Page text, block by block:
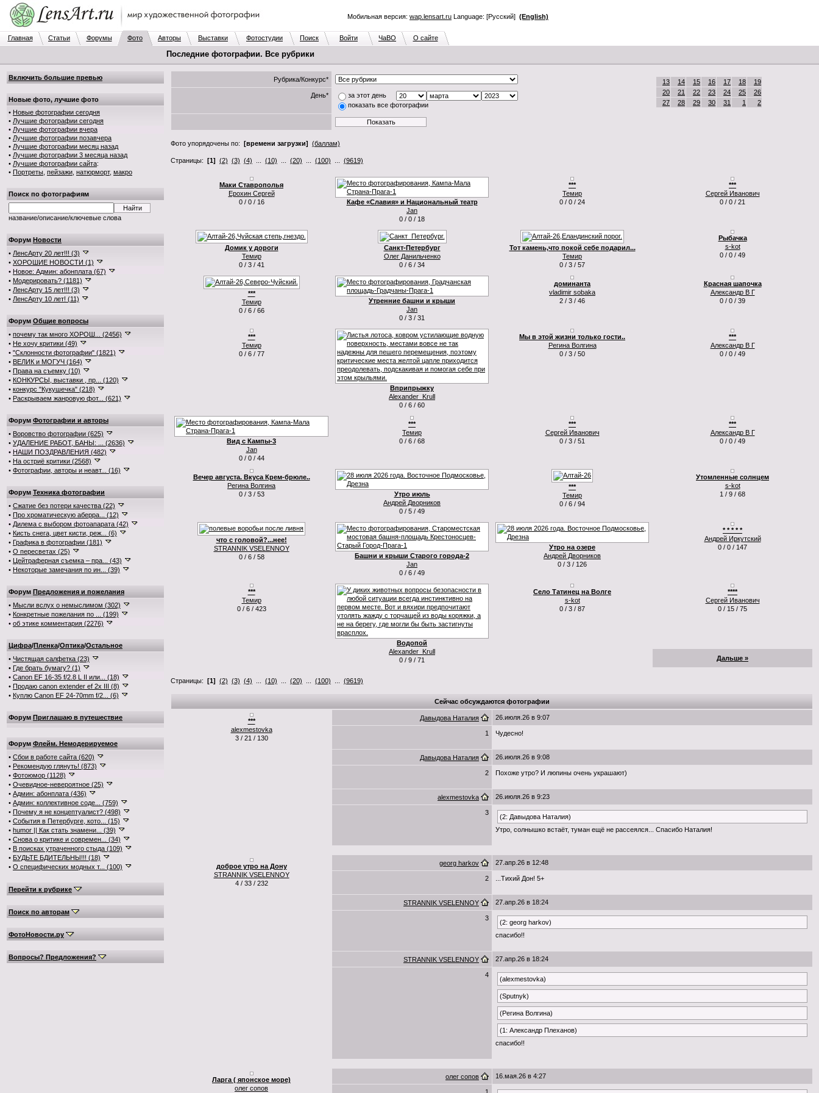
Мобильная версия: wap.lensart.ru Language: [Русский] (English)
Главная Статьи Форумы Фото Авторы Выставки Фотостудии Поиск Войти ЧаВО О сайте
Последние фотографии. Все рубрики
Включить большие превью
Новые фото, лучшие фото
• Новые фотографии сегодня
• Лучшие фотографии сегодня
• Лучшие фотографии вчера
• Лучшие фотографии позавчера
• Лучшие фотографии месяц назад
• Лучшие фотографии 3 месяца назад
• Лучшие фотографии сайта:
• Портреты пейзажи натюрморт, макро
Поиск по фотографиям
название/описание/ключевые слова
Форум Новости
• ЛенсАрту 20 лет!!! (3)
• ХОРОШИЕ НОВОСТИ (1)
• Новое: Админ: абонплата (67)
• Модерировать? (1181)
• ЛенсАрту 15 лет!!! (3)
• ЛенсАрту 10 лет! (11)
Форум Общие вопросы
• почему так много ХОРОШ... (2456)
• Не хочу критики (49)
• "Склонности фотографии" (1821)
• ВЕЛИК и МОГУЧ (164)
• Права на съемку (10)
• КОНКУРСЫ, выставки , пр... (120)
• конкурс "Кукушечка" (218)
• Раскрываем жанровую фот... (621)
Форум Фотографии и авторы
• Воровство фотографии (625)
• УДАЛЕНИЕ РАБОТ, БАНЫ: ... (2636)
• НАШИ ПОЗДРАВЛЕНИЯ (482)
• На остриё критики (2568)
• Фотографии, авторы и неавт... (16)
Форум Техника фотографии
• Сжатие без потери качества (22)
• Про хроматическую аберра... (12)
• Дилема с выбором фотоапарата (42)
• Кисть снега, цвет кисти, реж... (6)
• Графика в фотографии (181)
• О пересветах (25)
• Цейтраферная съемка – пра... (43)
• Некоторые замечания по ин... (39)
Форум Предложения и пожелания
• Мысли вслух о немыслимом (302)
• Конкретные пожелания по ... (199)
• об этике комментария (2276)
Цифра/Пленка/Оптика/Остальное
• Чистящая салфетка (23)
• Где брать бумагу? (1)
• Canon EF 16-35 f/2.8 L II или... (18)
• Продаю canon extender ef 2x III (8)
• Куплю Canon EF 24-70mm f/2... (6)
Форум Приглашаю в путешествие
Форум Флейм. Немодерируемое
• Сбои в работе сайта (620)
• Рекомендую глянуть! (873)
• Фотоюмор (1128)
• Очевидное-невероятное (25)
• Админ: абонплата (436)
• Админ: коллективное соде... (759)
• Почему я не концептуалист? (498)
• События в Петербурге, кото... (15)
• humor || Как стать знамени... (39)
• Снова о критике и современ... (34)
• В поисках утраченного стыда (109)
• БУДЬТЕ БДИТЕЛЬНЫ!!! (18)
• О специфических модных т... (100)
Перейти к рубрике
Поиск по авторам
ФотоНовости.ру
Вопросы? Предложения?
Рубрика/Конкурс* 13 14 15 16 17 18
19
20
21 22 23 24 25
26
27
28 29 30 31 1 2
День*
за этот день
показать все фотографии
Фото упорядочены по: [времени загрузки] (баллам)
Страницы: [1] (2) (3) (4) (10) (20) (100) (9619)
Маки Ставрополья
Ерохин Сергей
0 / 0 / 16
Кафе «Славия» и Национальный театр
Jan
0 / 0 / 18
***
Темир
0 / 0 / 24
***
Сергей Иванович
0 / 0 / 21
Домик у дороги
Темир
0 / 3 / 41
Санкт-Петербург
Олег Данильченко
0 / 6 / 34
Тот камень,что покой себе подарил...
Темир
0 / 3 / 57
Рыбачка
s-kot
0 / 0 / 49
***
Темир
0 / 6 / 66
Утренние башни и крыши
Jan
0 / 3 / 31
доминанта
vladimir sobaka
2 / 3 / 46
Красная шапочка
Александр В Г
0 / 0 / 39
***
Темир
0 / 6 / 77
Вприпрыжку
Alexander_Krull
0 / 6 / 60
Мы в этой жизни только гости..
Регина Волгина
0 / 3 / 50
***
Александр В Г
0 / 0 / 49
Вид с Кампы-3
Jan
0 / 0 / 44
***
Темир
0 / 6 / 68
***
Сергей Иванович
0 / 3 / 51
***
Александр В Г
0 / 0 / 49
Вечер августа. Вкуса Крем-брюле..
Регина Волгина
0 / 3 / 53
Утро июль
Андрей Дворников
0 / 5 / 49
***
Темир
0 / 6 / 94
Утомленные солнцем
s-kot
1 / 9 / 68
что с головой?...нее!
STRANNIK VSELENNOY
0 / 6 / 58
Башни и крыши Старого города-2
Jan
0 / 6 / 49
Утро на озере
Андрей Дворников
0 / 3 / 126
* * * * *
Андрей Иркутский
0 / 0 / 147
***
Темир
0 / 6 / 423
Водопой
Alexander_Krull
0 / 9 / 71
Село Татинец на Волге
s-kot
0 / 3 / 87
****
Сергей Иванович
0 / 15 / 75
Дальше »
Страницы: [1] (2) (3) (4) (10) (20) (100) (9619)
Сейчас обсуждаются фотографии
***
alexmestovka
3 / 21 / 130
Давыдова Наталия 26.июля.26 в 9:07
1 Чудесно!
Давыдова Наталия 26.июля.26 в 9:08
2 Похоже утро? И люпины очень украшают)
alexmestovka 26.июля.26 в 9:23
3
(2: Давыдова Наталия)
Утро, солнышко встаёт, туман ещё не рассеялся... Спасибо Наталия!
доброе утро на Дону
STRANNIK VSELENNOY
4 / 33 / 232
georg harkov 27.апр.26 в 12:48
2 ...Тихий Дон! 5+
STRANNIK VSELENNOY 27.апр.26 в 18:24
3
(2: georg harkov)
спасибо!!
STRANNIK VSELENNOY 27.апр.26 в 18:24
4
(alexmestovka)
(Sputnyk)
(Регина Волгина)
(1: Александр Плеханов)
спасибо!!
Ларга ( японское море)
олег сопов
олег сопов 16.мая.26 в 4:27